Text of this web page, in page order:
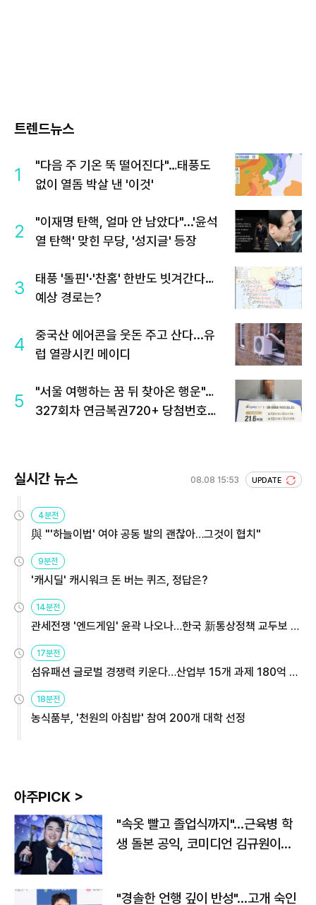
트렌드뉴스
1
"다음 주 기온 뚝 떨어진다"…태풍도
없이 열돔 박살 낸 '이것'
2
"이재명 탄핵, 얼마 안 남았다"...'윤석
열 탄핵' 맞힌 무당, '성지글' 등장
3
태풍 '돌핀'·'찬홈' 한반도 빗겨간다…
예상 경로는?
4
중국산 에어콘을 웃돈 주고 산다...유
럽 열광시킨 메이디
5
"서울 여행하는 꿈 뒤 찾아온 행운"…
327회차 연금복권720+ 당첨번호조
실시간 뉴스 08.08 15:53 UPDATE
4분전
與 "'하늘이법' 여야 공동 발의 괜찮아…그것이 협치"
9분전
'캐시딜' 캐시워크 돈 버는 퀴즈, 정답은?
14분전
관세전쟁 '엔드게임' 윤곽 나오나…한국 新통상정책 교두보 활
용해야
17분전
섬유패션 글로벌 경쟁력 키운다…산업부 15개 과제 180억 지
원
18분전
농식품부, '천원의 아침밥' 참여 200개 대학 선정
아주PICK >
"속옷 빨고 졸업식까지"…근육병 학
생 돌본 공익, 코미디언 김규원이었
"경솔한 언행 깊이 반성"…고개 숙인